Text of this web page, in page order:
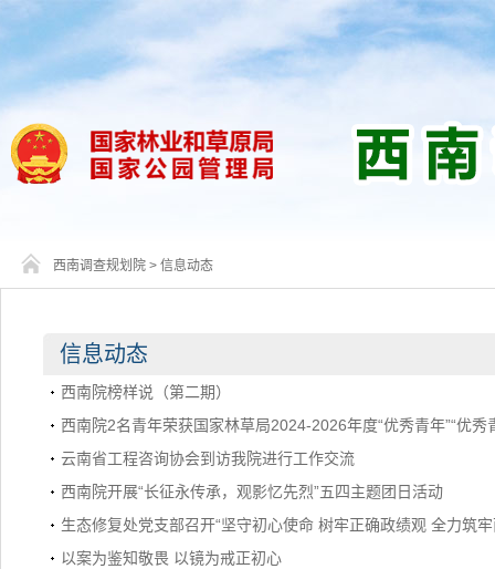
西南调查规划院 > 信息动态
信息动态
西南院榜样说（第二期）
西南院2名青年荣获国家林草局2024-2026年度“优秀青年”“优秀
云南省工程咨询协会到访我院进行工作交流
西南院开展“长征永传承，观影忆先烈”五四主题团日活动
生态修复处党支部召开“坚守初心使命 树牢正确政绩观 全力筑
以案为鉴知敬畏 以镜为戒正初心